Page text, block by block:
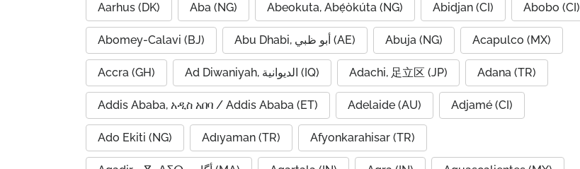
Aarhus (DK) Aba (NG) Abeokuta, Abẹ́òkúta (NG) Abidjan (CI) Abobo (CI)
Abomey-Calavi (BJ) Abu Dhabi, أبو ظبي (AE) Abuja (NG) Acapulco (MX)
Accra (GH) Ad Diwaniyah, الديوانية (IQ) Adachi, 足立区 (JP) Adana (TR)
Addis Ababa, አዲስ አበባ / Addis Ababa (ET) Adelaide (AU) Adjamé (CI)
Ado Ekiti (NG) Adıyaman (TR) Afyonkarahisar (TR)